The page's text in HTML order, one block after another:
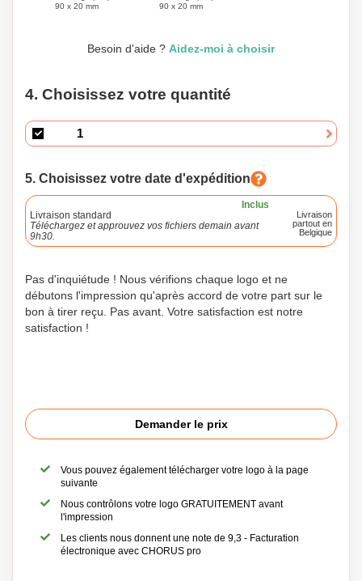
90 x 20 mm
90 x 20 mm
Besoin d'aide ? Aidez-moi à choisir
4. Choisissez votre quantité
5. Choisissez votre date d'expédition
Inclus
Livraison standard
Téléchargez et approuvez vos fichiers demain avant
9h30.
Livraison
partout en
Belgique
Pas d'inquiétude ! Nous vérifions chaque logo et ne
débutons l'impression qu'après accord de votre part sur le
bon à tirer reçu. Pas avant. Votre satisfaction est notre
satisfaction !
Demander le prix
Vous pouvez également télécharger votre logo à la page
suivante
Nous contrôlons votre logo GRATUITEMENT avant
l'impression
Les clients nous donnent une note de 9,3 - Facturation
électronique avec CHORUS pro